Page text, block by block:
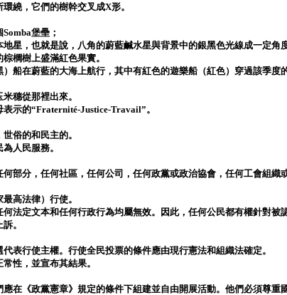
繞，它們的樹幹交叉成X形。
堡壘；
星，也就是說，八角的蔚藍鹹水星與背景中的銀黑色光線成一定角度
櫚樹上盛滿紅色果實。
船在蔚藍的大海上航行，其中有紅色的遊樂船（紅色）穿過該季度的
穗從那裡出來。
示的“Fraternité-Justice-Travail”。
俗的和民主的。
人民服務。
部分，任何社區，任何公司，任何政黨或政治協會，任何工會組織
高法律）行使。
法定文本和任何行政行為均屬無效。因此，任何公民都有權針對被
。
表行使主權。行使全民投票的條件應由現行憲法和組織法確定。
性，並宣布其結果。
在《政黨憲章》規定的條件下組建並自由開展活動。他們必須尊重